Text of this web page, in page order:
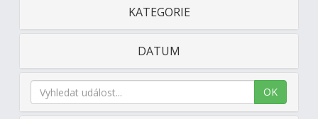
KATEGORIE
DATUM
OK